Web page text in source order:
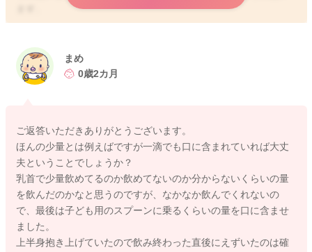
ビタミンKは、ほんの少量でも十分に効果がありますし、その後
いように思います。実際にどの程度の飲めていたかは、明確に
は分からないと思うのですが、次回からまた通常どおり週1回の
2025/12/21 12:38
まめ
0歳2カ月
ご返答いただきありがとうございます。
ほんの少量とは例えばですが一滴でも口に含まれていれば大丈
夫ということでしょうか？
乳首で少量飲めてるのか飲めてないのか分からないくらいの量
を飲んだのかなと思うのですが、なかなか飲んでくれないの
で、最後は子ども用のスプーンに乗るくらいの量を口に含ませ
ました。
上半身抱き上げていたので飲み終わった直後にえずいたのは確